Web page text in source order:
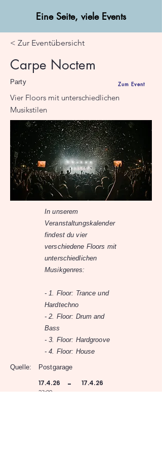
Eine Seite, viele Events
< Zur Eventübersicht
Carpe Noctem
Party Zum Event
Vier Floors mit unterschiedlichen
Musikstilen
In unserem
Veranstaltungskalender
findest du vier
verschiedene Floors mit
unterschiedlichen
Musikgenres:
- 1. Floor: Trance und
Hardtechno
- 2. Floor: Drum and
Bass
- 3. Floor: Hardgroove
- 4. Floor: House
Quelle: Postgarage
17.4.26 - 17.4.26
23:00